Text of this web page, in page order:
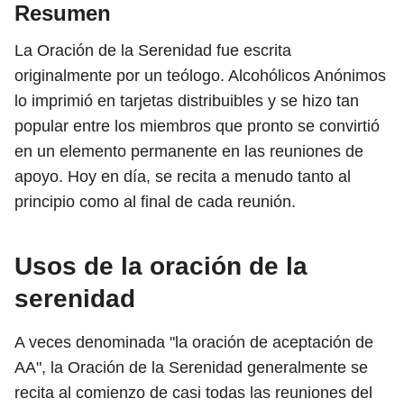
Resumen
La Oración de la Serenidad fue escrita
originalmente por un teólogo. Alcohólicos Anónimos
lo imprimió en tarjetas distribuibles y se hizo tan
popular entre los miembros que pronto se convirtió
en un elemento permanente en las reuniones de
apoyo. Hoy en día, se recita a menudo tanto al
principio como al final de cada reunión.
Usos de la oración de la
serenidad
A veces denominada "la oración de aceptación de
AA", la Oración de la Serenidad generalmente se
recita al comienzo de casi todas las reuniones del